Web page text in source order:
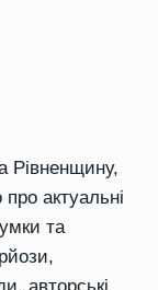
Рівненщину,
актуальні
та